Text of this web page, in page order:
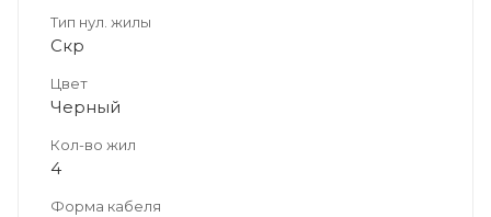
Тип нул. жилы
Скр
Цвет
Черный
Кол-во жил
4
Форма кабеля